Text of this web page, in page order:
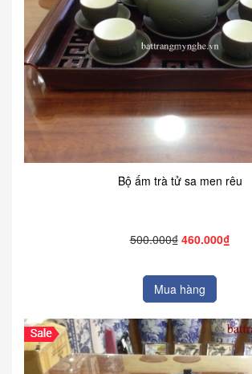
Bộ ấm trà tử sa men rêu
500.000₫ 460.000₫
Mua hàng